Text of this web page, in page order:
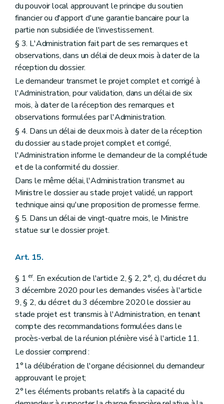
du pouvoir local approuvant le principe du soutien
financier ou d'apport d'une garantie bancaire pour la
partie non subsidiée de l'investissement.
§ 3. L'Administration fait part de ses remarques et
observations, dans un délai de deux mois à dater de la
réception du dossier.
Le demandeur transmet le projet complet et corrigé à
l'Administration, pour validation, dans un délai de six
mois, à dater de la réception des remarques et
observations formulées par l'Administration.
§ 4. Dans un délai de deux mois à dater de la réception
du dossier au stade projet complet et corrigé,
l'Administration informe le demandeur de la complétude
et de la conformité du dossier.
Dans le même délai, l'Administration transmet au
Ministre le dossier au stade projet validé, un rapport
technique ainsi qu'une proposition de promesse ferme.
§ 5. Dans un délai de vingt-quatre mois, le Ministre
statue sur le dossier projet.
Art. 15.
§ 1 er. En exécution de l'article 2, § 2, 2°, c), du décret du
3 décembre 2020 pour les demandes visées à l'article
9, § 2, du décret du 3 décembre 2020 le dossier au
stade projet est transmis à l'Administration, en tenant
compte des recommandations formulées dans le
procès-verbal de la réunion plénière visé à l'article 11.
Le dossier comprend :
1° la délibération de l'organe décisionnel du demandeur
approuvant le projet;
2° les éléments probants relatifs à la capacité du